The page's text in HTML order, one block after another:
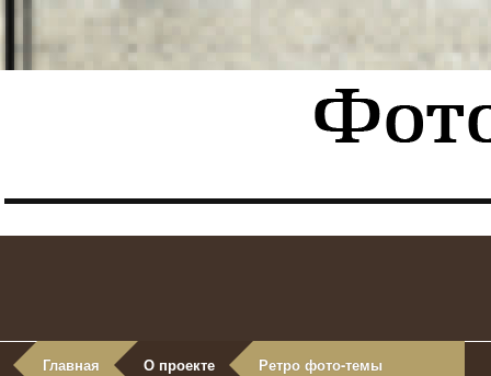
Главная О проекте Ретро фото-темы